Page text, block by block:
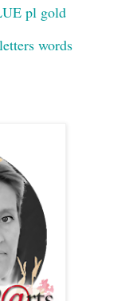
pl gold
words